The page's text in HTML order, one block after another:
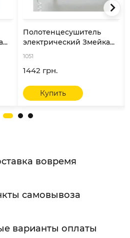
Полотенцесушитель
электрический Змейка...
1051
1442 грн.
Купить
вовремя
самовывоза
варианты оплаты